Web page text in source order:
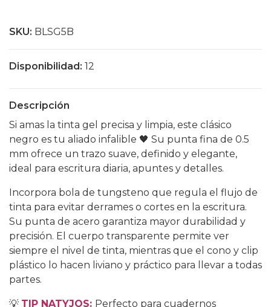
SKU: BLSG5B
Disponibilidad: 12
Descripción
Si amas la tinta gel precisa y limpia, este clásico
negro es tu aliado infalible 🖤 Su punta fina de 0.5
mm ofrece un trazo suave, definido y elegante,
ideal para escritura diaria, apuntes y detalles.
Incorpora bola de tungsteno que regula el flujo de
tinta para evitar derrames o cortes en la escritura.
Su punta de acero garantiza mayor durabilidad y
precisión. El cuerpo transparente permite ver
siempre el nivel de tinta, mientras que el cono y clip
plástico lo hacen liviano y práctico para llevar a todas
partes.
💡 TIP NATYJOS: Perfecto para cuadernos